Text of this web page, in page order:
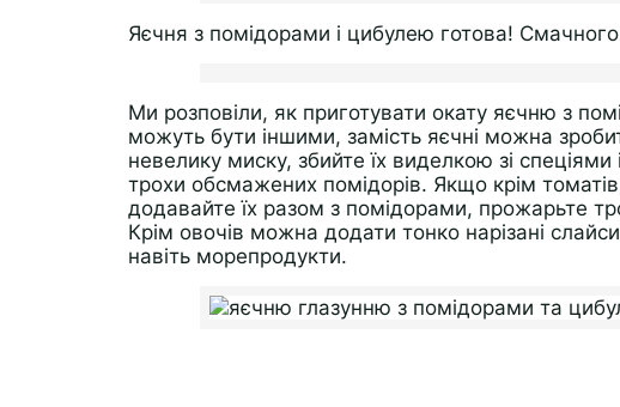
Яєчня з помідорами і цибулею готова!
Ми розповіли, як приготувати окату яєчню з
можуть бути іншими, замість яєчні можна
невелику миску, збийте їх виделкою зі
трохи обсмажених помідорів. Якщо крім
додавайте їх разом з помідорами, прожарьте
Крім овочів можна додати тонко нарізані
навіть морепродукти.